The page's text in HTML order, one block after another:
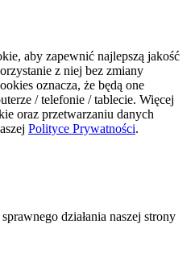
aby zapewnić najlepszą jakość
z niej bez zmiany
oznacza, że będą one
/ telefonie / tablecie. Więcej
oraz przetwarzaniu danych
Polityce Prywatności.
działania naszej strony